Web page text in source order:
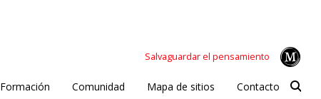
Salvaguardar el pensamiento
Formación Comunidad Mapa de sitios Contacto